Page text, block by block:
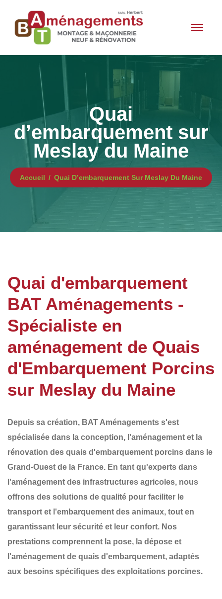
Quai
d’embarquement sur
Meslay du Maine
Accueil Quai D’embarquement Sur Meslay Du Maine
Quai d'embarquement
BAT Aménagements -
Spécialiste en
aménagement de Quais
d'Embarquement Porcins
sur Meslay du Maine
Depuis sa création, BAT Aménagements s'est
spécialisée dans la conception, l'aménagement et la
rénovation des quais d'embarquement porcins dans le
Grand-Ouest de la France. En tant qu'experts dans
l'aménagement des infrastructures agricoles, nous
offrons des solutions de qualité pour faciliter le
transport et l'embarquement des animaux, tout en
garantissant leur sécurité et leur confort. Nos
prestations comprennent la pose, la dépose et
l'aménagement de quais d'embarquement, adaptés
aux besoins spécifiques des exploitations porcines.